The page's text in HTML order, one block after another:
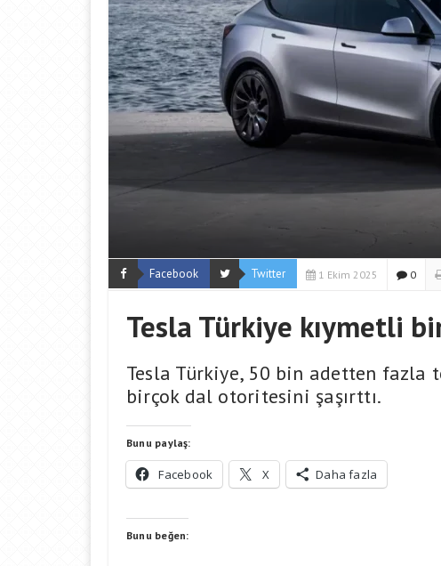
Facebook Twitter 1 Ekim 2025 0
Tesla Türkiye kıymetli
Tesla Türkiye, 50 bin adetten fazla
birçok dal otoritesini şaşırttı.
Bunu paylaş:
Facebook X Daha fazla
Bunu beğen: